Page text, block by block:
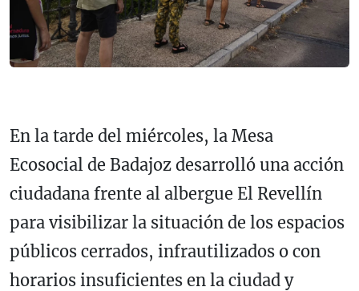
En la tarde del miércoles, la Mesa
Ecosocial de Badajoz desarrolló una acción
ciudadana frente al albergue El Revellín
para visibilizar la situación de los espacios
públicos cerrados, infrautilizados o con
horarios insuficientes en la ciudad y